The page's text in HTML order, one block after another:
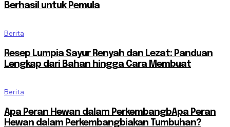
Berhasil untuk Pemula
Berita
Resep Lumpia Sayur Renyah dan Lezat: Panduan
Lengkap dari Bahan hingga Cara Membuat
Berita
Apa Peran Hewan dalam PerkembangbApa Peran
Hewan dalam Perkembangbiakan Tumbuhan?